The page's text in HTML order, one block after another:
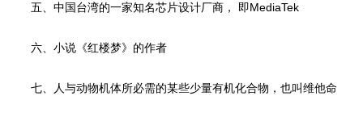
五、中国台湾的一家知名芯片设计厂商， 即MediaTek
六、小说《红楼梦》的作者
七、人与动物机体所必需的某些少量有机化合物，也叫维他命